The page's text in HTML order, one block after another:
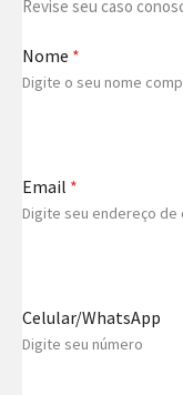
Revise seu caso
Nome *
Digite o seu nome
Email *
Digite seu endereço de
Celular/WhatsApp
Digite seu número